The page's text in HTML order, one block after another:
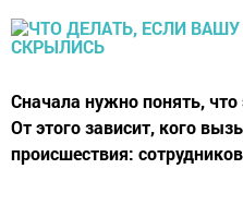
Сначала нужно понять,
От этого зависит, кого
происшествия: